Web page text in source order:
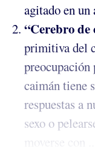
agitado en un
“Cerebro de
primitiva del
caimán tiene
respuestas a
sexo o